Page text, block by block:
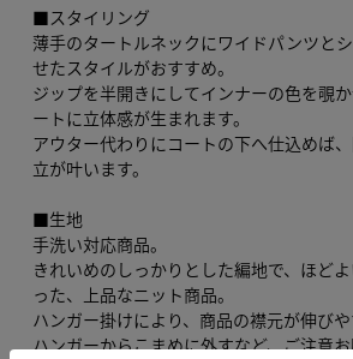
■スタイリング
薄手のタートルネックにワイドパンツと
せたスタイルがおすすめ。
ジップを半開きにしてインナーの色を覗
ートに立体感が生まれます。
アウター代わりにコートの下へ仕込めば
立が叶います。
■生地
手洗い対応商品。
きれいめのしっかりとした編地で、ほど
った、上品なニット商品。
ハンガー掛けにより、商品の襟元が伸びや
ハンガーからこまめに外すなど、ご注意